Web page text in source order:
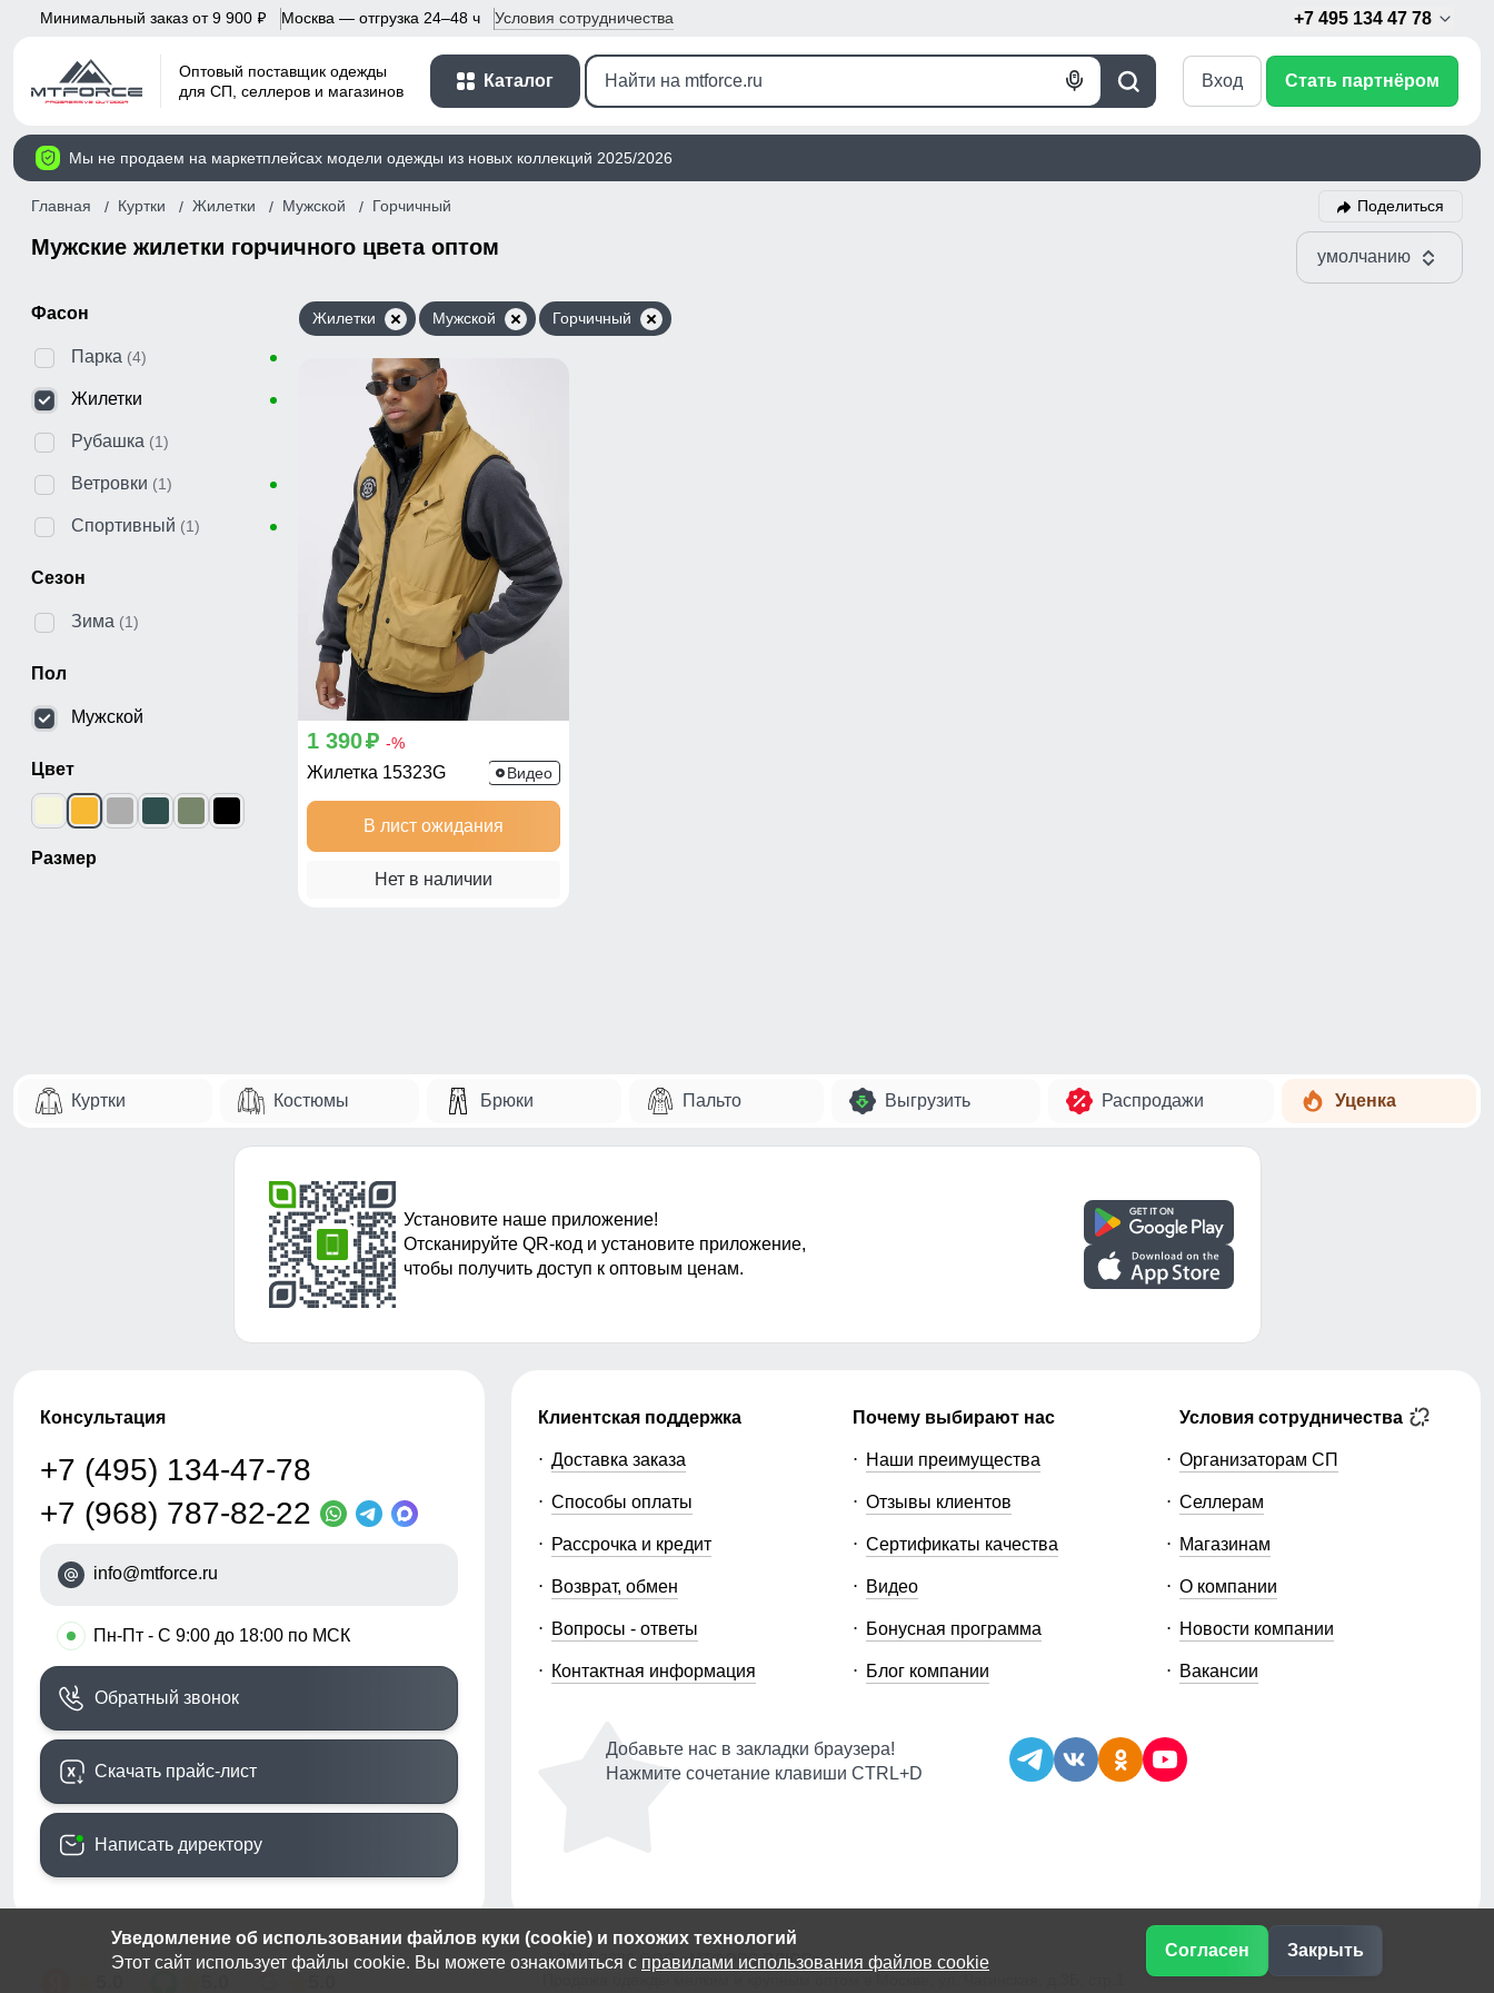
Уведомление об использовании файлов куки (cookie) и похожих технологий
Этот сайт использует файлы cookie. Вы можете ознакомиться с правилами использования файлов cookie
Согласен Закрыть
Минимальный заказ от 9 900 p Москва — отгрузка 24–48 ч Условия сотрудничества +7 495 134 47 78
Оптовый поставщик одежды
для СП, селлеров и магазинов
Каталог
Поиск
Голосовой
Вход Стать партнёром
Мы не продаем на маркетплейсах модели одежды из новых коллекций 2025/2026
Главная Куртки Жилетки Мужской Горчичный Поделиться
Мужские жилетки горчичного цвета оптом умолчанию
Фасон
Парка (4)
Жилетки
Рубашка (1)
Ветровки (1)
Спортивный (1)
Сезон
Зима (1)
Пол
Мужской
Цвет
Размер
Жилетки Мужской Горчичный
1 390p -%
Жилетка 15323G Видео
В лист ожидания
Нет в наличии
Куртки Костюмы Брюки Пальто Выгрузить Распродажи Уценка
Установите наше приложение!
Отсканируйте QR-код и установите приложение,
чтобы получить доступ к оптовым ценам.
Консультация
+7 (495) 134-47-78
+7 (968) 787-82-22
info@mtforce.ru
• Пн-Пт - С 9:00 до 18:00 по МСК
Обратный звонок
Скачать прайс-лист
Написать директору
Клиентская поддержка
Доставка заказа
Способы оплаты
Рассрочка и кредит
Возврат, обмен
Вопросы - ответы
Контактная информация
Почему выбирают нас
Наши преимущества
Отзывы клиентов
Сертификаты качества
Видео
Бонусная программа
Блог компании
Условия сотрудничества
Организаторам СП
Селлерам
Магазинам
О компании
Новости компании
Вакансии
Добавьте нас в закладки браузера!
Нажмите сочетание клавиши CTRL+D
© 2014-2026 ООО «МТФОРС ПЛЮС»